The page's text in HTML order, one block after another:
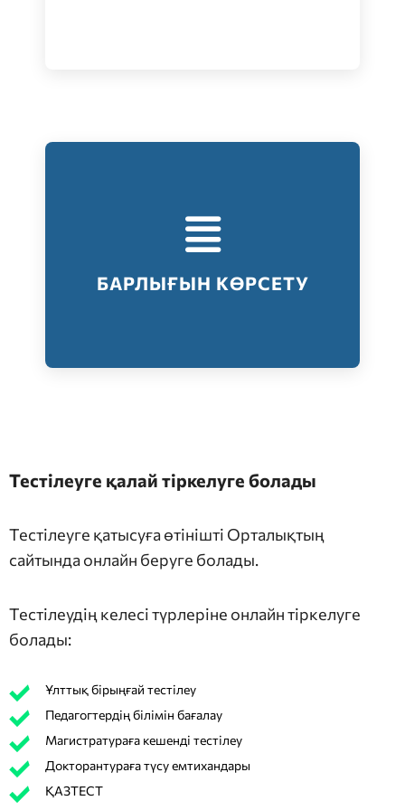
БАРЛЫҒЫН КӨРСЕТУ
Тестілеудің барлық түрлері
Барлығын көрсету
Тестілеуге қалай тіркелуге болады
Тестілеуге қатысуға өтінішті Орталықтың
сайтында онлайн беруге болады.
Тестілеудің келесі түрлеріне онлайн тіркелуге
болады:
Ұлттық бірыңғай тестілеу
Педагогтердің білімін бағалау
Магистратураға кешенді тестілеу
Докторантураға түсу емтихандары
ҚАЗТЕСТ